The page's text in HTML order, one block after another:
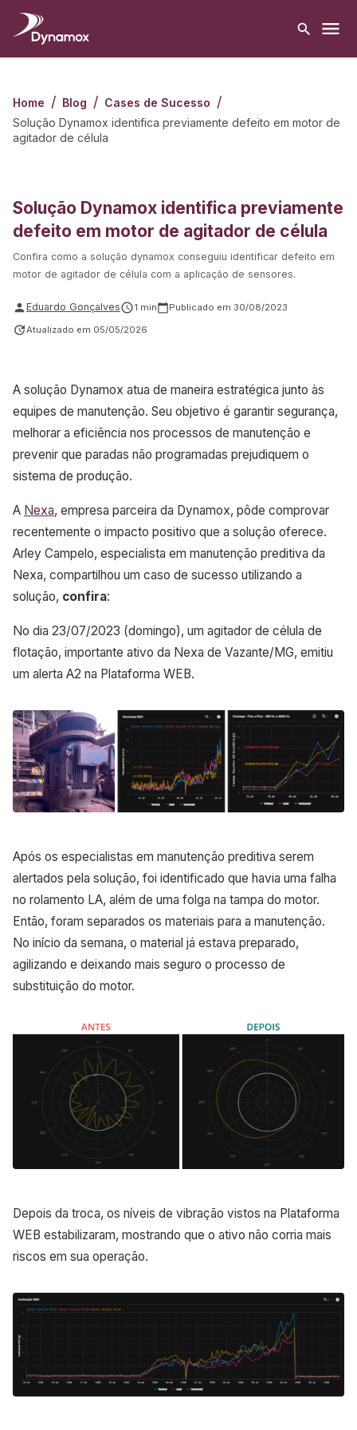
Home / Blog / Cases de Sucesso /
Solução Dynamox identifica previamente defeito em motor de
agitador de célula
Solução Dynamox identifica previamente
defeito em motor de agitador de célula
Confira como a solução dynamox conseguiu identificar defeito em
motor de agitador de célula com a aplicação de sensores.
Eduardo Gonçalves 1 min Publicado em 30/08/2023
Atualizado em 05/05/2026
A solução Dynamox atua de maneira estratégica junto às
equipes de manutenção. Seu objetivo é garantir segurança,
melhorar a eficiência nos processos de manutenção e
prevenir que paradas não programadas prejudiquem o
sistema de produção.
A Nexa, empresa parceira da Dynamox, pôde comprovar
recentemente o impacto positivo que a solução oferece.
Arley Campelo, especialista em manutenção preditiva da
Nexa, compartilhou um caso de sucesso utilizando a
solução, confira:
No dia 23/07/2023 (domingo), um agitador de célula de
flotação, importante ativo da Nexa de Vazante/MG, emitiu
um alerta A2 na Plataforma WEB.
Após os especialistas em manutenção preditiva serem
alertados pela solução, foi identificado que havia uma falha
no rolamento LA, além de uma folga na tampa do motor.
Então, foram separados os materiais para a manutenção.
No início da semana, o material já estava preparado,
agilizando e deixando mais seguro o processo de
substituição do motor.
Depois da troca, os níveis de vibração vistos na Plataforma
WEB estabilizaram, mostrando que o ativo não corria mais
riscos em sua operação.